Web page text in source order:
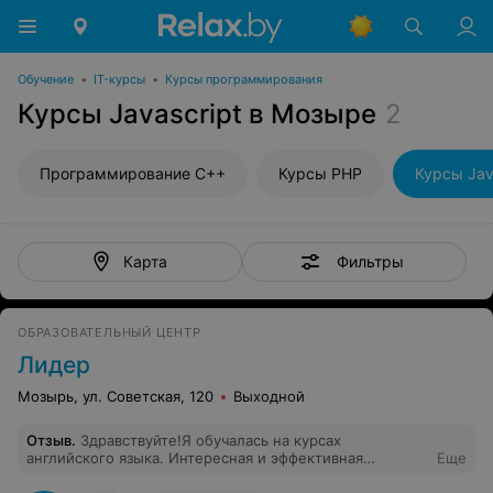
Обучение • IT-курсы • Курсы программирования
Курсы Javascript в Мозыре 2
Программирование С++ Курсы PHP Курсы
Карта Фильтры
ОБРАЗОВАТЕЛЬНЫЙ ЦЕНТР
Лидер
Мозырь, ул. Советская, 120 Выходной
Отзыв. Здравствуйте!Я обучалась на курсах
английского языка. Интересная и эффективная
Еще